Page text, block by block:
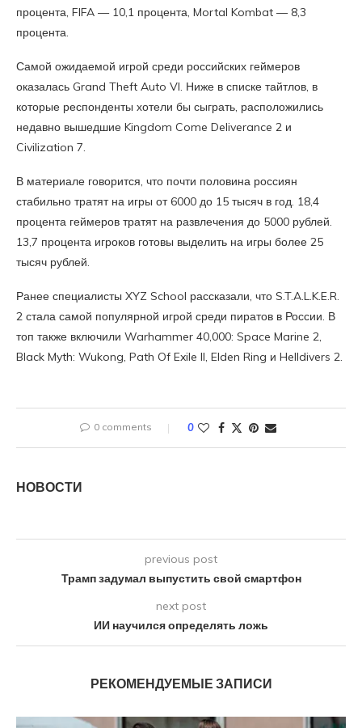
процента, FIFA — 10,1 процента, Mortal Kombat — 8,3
процента.
Самой ожидаемой игрой среди российских геймеров
оказалась Grand Theft Auto VI. Ниже в списке тайтлов, в
которые респонденты хотели бы сыграть, расположились
недавно вышедшие Kingdom Come Deliverance 2 и
Civilization 7.
В материале говорится, что почти половина россиян
стабильно тратят на игры от 6000 до 15 тысяч в год. 18,4
процента геймеров тратят на развлечения до 5000 рублей.
13,7 процента игроков готовы выделить на игры более 25
тысяч рублей.
Ранее специалисты XYZ School рассказали, что S.T.A.L.K.E.R.
2 стала самой популярной игрой среди пиратов в России. В
топ также включили Warhammer 40,000: Space Marine 2,
Black Myth: Wukong, Path Of Exile II, Elden Ring и Helldivers 2.
0 comments 0
НОВОСТИ
previous post
Трамп задумал выпустить свой смартфон
next post
ИИ научился определять ложь
РЕКОМЕНДУЕМЫЕ ЗАПИСИ